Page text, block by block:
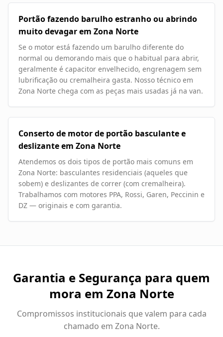
Portão fazendo barulho estranho ou abrindo
muito devagar em Zona Norte
Se o motor está fazendo um barulho diferente do
normal ou demorando mais que o habitual para abrir,
geralmente é capacitor envelhecido, engrenagem sem
lubrificação ou cremalheira gasta. Nosso técnico em
Zona Norte chega com as peças mais usadas já na van.
Conserto de motor de portão basculante e
deslizante em Zona Norte
Atendemos os dois tipos de portão mais comuns em
Zona Norte: basculantes residenciais (aqueles que
sobem) e deslizantes de correr (com cremalheira).
Trabalhamos com motores PPA, Rossi, Garen, Peccinin e
DZ — originais e com garantia.
Garantia e Segurança para quem
mora em Zona Norte
Compromissos institucionais que valem para cada
chamado em Zona Norte.